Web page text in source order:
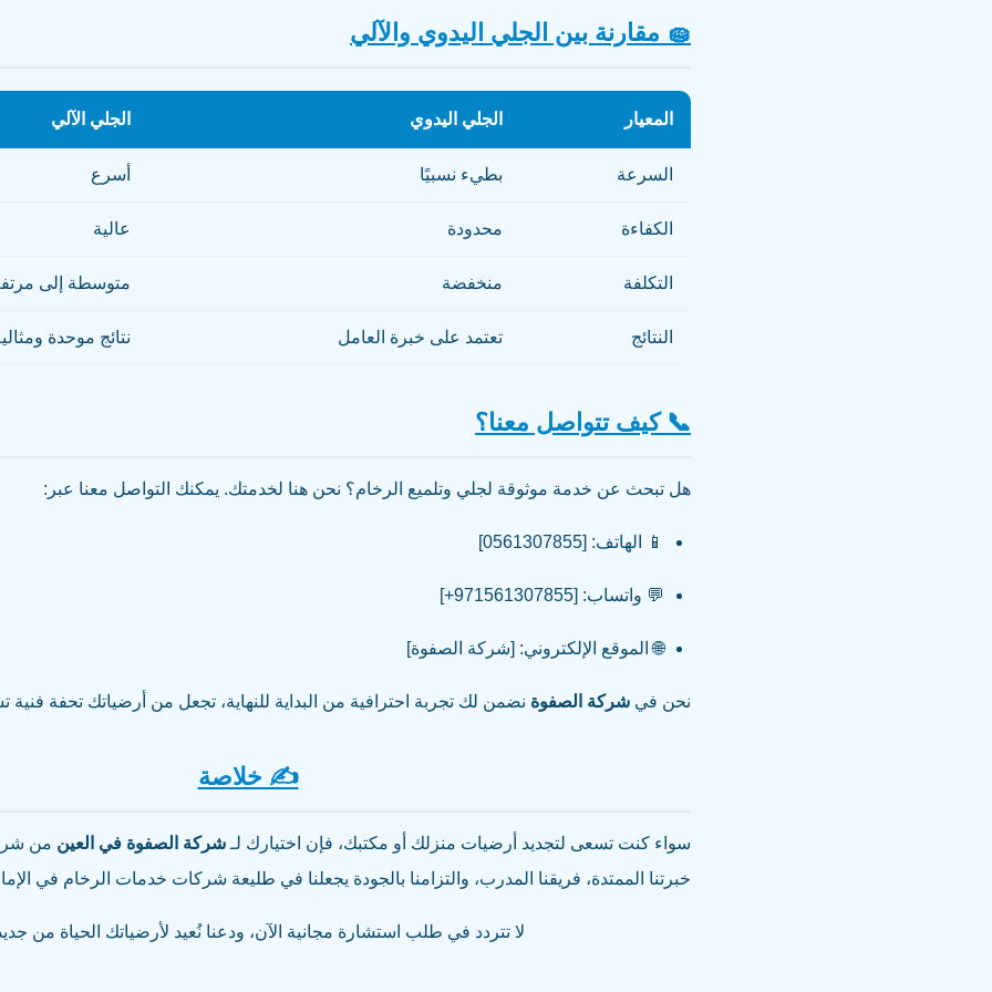
🧽 مقارنة بين الجلي اليدوي والآلي
المعيار الجلي اليدوي الجلي الآلي
السرعة بطيء نسبيًا أسرع
الكفاءة محدودة عالية
التكلفة منخفضة متوسطة إلى
النتائج تعتمد على خبرة العامل نتائج موحدة
📞 كيف تتواصل معنا؟
هل تبحث عن خدمة موثوقة لجلي وتلميع الرخام؟ نحن هنا لخدمتك. يمكنك التواصل معنا عبر:
📱 الهاتف: [0561307855]
💬 واتساب: [971561307855+]
🌐 الموقع الإلكتروني: [شركة الصفوة]
نحن في شركة الصفوة نضمن لك تجربة احترافية من البداية للنهاية، تجعل من أرضياتك تحفة
✍️ خلاصة
سواء كنت تسعى لتجديد أرضيات منزلك أو مكتبك، فإن اختيارك لـ شركة الصفوة في العين من
خبرتنا الممتدة، فريقنا المدرب، والتزامنا بالجودة يجعلنا في طليعة شركات خدمات الرخام في
لا تتردد في طلب استشارة مجانية الآن، ودعنا نُعيد لأرضياتك الحياة من